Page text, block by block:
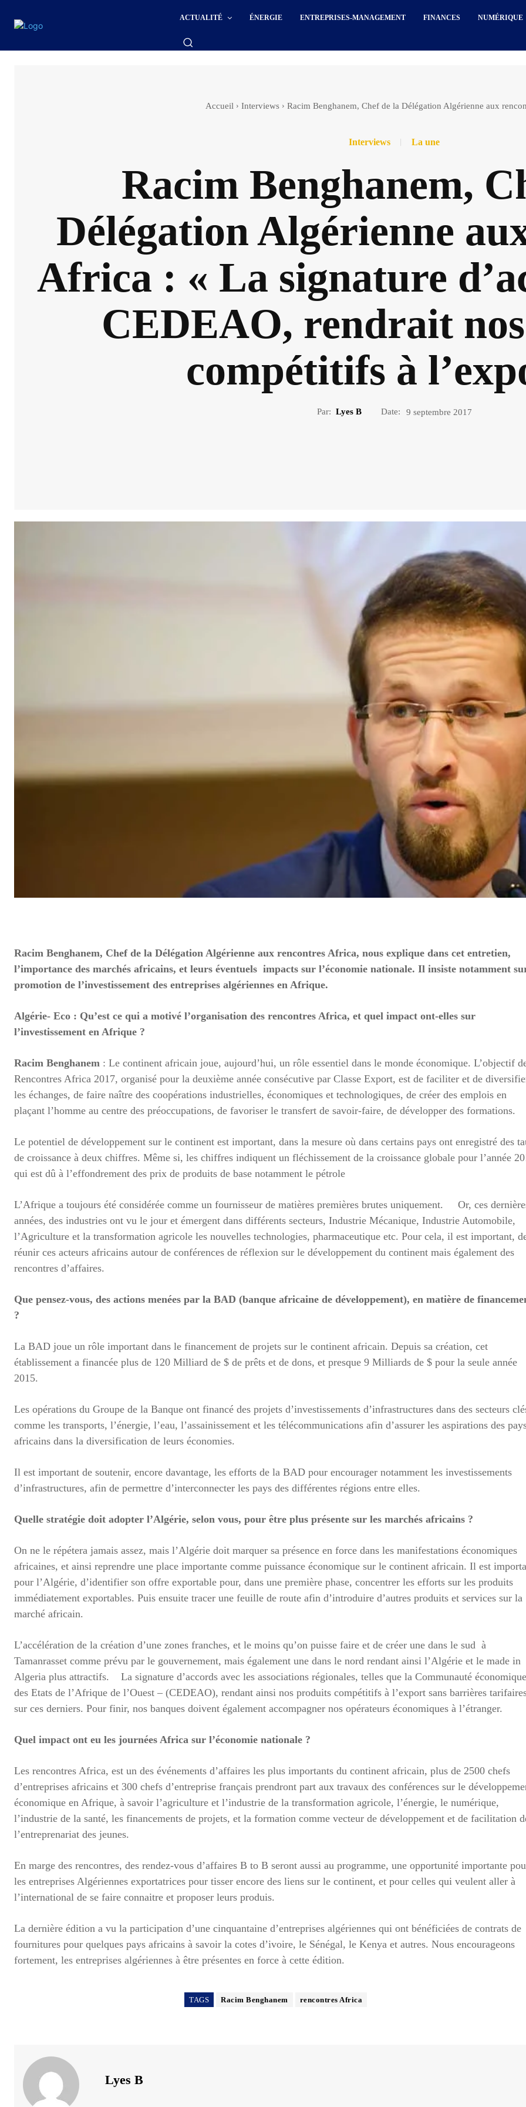
ACTUALITÉ ÉNERGIE ENTREPRISES-MANAGEMENT FINANCES NUMÉRIQUE
Accueil Interviews Racim Benghanem, Chef de la Délégation Algérienne aux
Interviews La une
Racim Benghanem,
Délégation Algérienne
Africa : « La signature
CEDEAO, rendrait
compétitifs à
Par: Lyes B Date: 9 septembre 2017
Racim Benghanem, Chef de la Délégation Algérienne aux rencontres Africa, nous explique dans cet entretien,
l’importance des marchés africains, et leurs éventuels impacts sur l’économie nationale. Il insiste notamment
promotion de l’investissement des entreprises algériennes en Afrique.
Algérie- Eco : Qu’est ce qui a motivé l’organisation des rencontres Africa, et quel impact ont-elles sur
l’investissement en Afrique ?
Racim Benghanem : Le continent africain joue, aujourd’hui, un rôle essentiel dans le monde économique. L’objectif
Rencontres Africa 2017, organisé pour la deuxième année consécutive par Classe Export, est de faciliter et de
les échanges, de faire naître des coopérations industrielles, économiques et technologiques, de créer des emplois en
plaçant l’homme au centre des préoccupations, de favoriser le transfert de savoir-faire, de développer des formations.
Le potentiel de développement sur le continent est important, dans la mesure où dans certains pays ont enregistré des
de croissance à deux chiffres. Même si, les chiffres indiquent un fléchissement de la croissance globale pour l’année
qui est dû à l’effondrement des prix de produits de base notamment le pétrole
L’Afrique a toujours été considérée comme un fournisseur de matières premières brutes uniquement. Or, ces
années, des industries ont vu le jour et émergent dans différents secteurs, Industrie Mécanique, Industrie Automobile,
l’Agriculture et la transformation agricole les nouvelles technologies, pharmaceutique etc. Pour cela, il est important,
réunir ces acteurs africains autour de conférences de réflexion sur le développement du continent mais également des
rencontres d’affaires.
Que pensez-vous, des actions menées par la BAD (banque africaine de développement), en matière de
?
La BAD joue un rôle important dans le financement de projets sur le continent africain. Depuis sa création, cet
établissement a financée plus de 120 Milliard de $ de prêts et de dons, et presque 9 Milliards de $ pour la seule année
2015.
Les opérations du Groupe de la Banque ont financé des projets d’investissements d’infrastructures dans des secteurs
comme les transports, l’énergie, l’eau, l’assainissement et les télécommunications afin d’assurer les aspirations des
africains dans la diversification de leurs économies.
Il est important de soutenir, encore davantage, les efforts de la BAD pour encourager notamment les investissements
d’infrastructures, afin de permettre d’interconnecter les pays des différentes régions entre elles.
Quelle stratégie doit adopter l’Algérie, selon vous, pour être plus présente sur les marchés africains ?
On ne le répétera jamais assez, mais l’Algérie doit marquer sa présence en force dans les manifestations économiques
africaines, et ainsi reprendre une place importante comme puissance économique sur le continent africain. Il est
pour l’Algérie, d’identifier son offre exportable pour, dans une première phase, concentrer les efforts sur les produits
immédiatement exportables. Puis ensuite tracer une feuille de route afin d’introduire d’autres produits et services sur la
marché africain.
L’accélération de la création d’une zones franches, et le moins qu’on puisse faire et de créer une dans le sud à
Tamanrasset comme prévu par le gouvernement, mais également une dans le nord rendant ainsi l’Algérie et le made in
Algeria plus attractifs. La signature d’accords avec les associations régionales, telles que la Communauté économique
des Etats de l’Afrique de l’Ouest – (CEDEAO), rendant ainsi nos produits compétitifs à l’export sans barrières
sur ces derniers. Pour finir, nos banques doivent également accompagner nos opérateurs économiques à l’étranger.
Quel impact ont eu les journées Africa sur l’économie nationale ?
Les rencontres Africa, est un des événements d’affaires les plus importants du continent africain, plus de 2500 chefs
d’entreprises africains et 300 chefs d’entreprise français prendront part aux travaux des conférences sur le
économique en Afrique, à savoir l’agriculture et l’industrie de la transformation agricole, l’énergie, le numérique,
l’industrie de la santé, les financements de projets, et la formation comme vecteur de développement et de facilitation
l’entreprenariat des jeunes.
En marge des rencontres, des rendez-vous d’affaires B to B seront aussi au programme, une opportunité importante
les entreprises Algériennes exportatrices pour tisser encore des liens sur le continent, et pour celles qui veulent aller à
l’international de se faire connaitre et proposer leurs produis.
La dernière édition a vu la participation d’une cinquantaine d’entreprises algériennes qui ont bénéficiées de contrats de
fournitures pour quelques pays africains à savoir la cotes d’ivoire, le Sénégal, le Kenya et autres. Nous encourageons
fortement, les entreprises algériennes à être présentes en force à cette édition.
TAGS Racim Benghanem rencontres Africa
Lyes B